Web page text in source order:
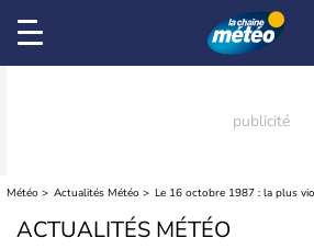
Météo Actualités Météo
ACTUALITÉS MÉTÉO